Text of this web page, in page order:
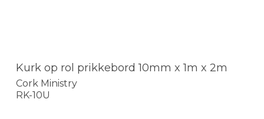
Kurk op rol prikkebord 10mm x 1m x 2m
Cork Ministry
RK-10U